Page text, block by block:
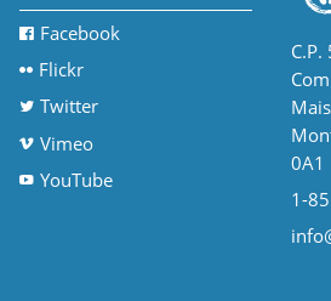
Facebook
Flickr
Twitter
Vimeo
YouTube
0A1
1-